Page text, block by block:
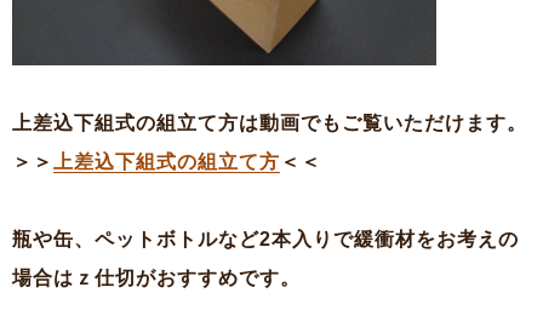
上差込下組式の組立て方は動画でもご覧いただけます。
＞＞
上差込下組式の組立て方 ＜＜
瓶や缶、ペットボトルなど2本入りで緩衝材をお考えの
場合はｚ仕切がおすすめです。